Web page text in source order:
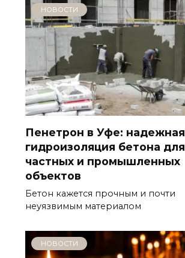
НОВОСТИ
Пенетрон в Уфе: надежная
гидроизоляция бетона для
частных и промышленных
объектов
Бетон кажется прочным и почти
неуязвимым материалом
НОВОСТИ